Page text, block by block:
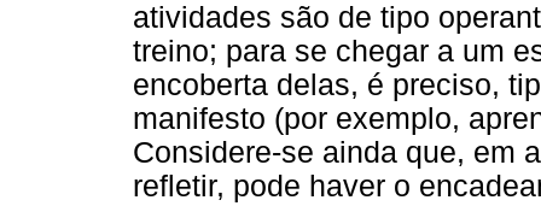
atividades são de tipo
treino; para se chegar a um
encoberta delas, é preciso,
manifesto (por exemplo,
Considere-se ainda que, em
refletir, pode haver o